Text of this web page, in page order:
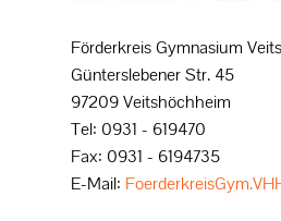
Förderkreis Gymnasium
Günterslebener Str. 45
97209 Veitshöchheim
Tel: 0931 - 619470
Fax: 0931 - 6194735
E-Mail: